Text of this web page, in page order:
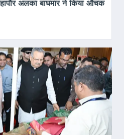
अलका बाघमार ने किया औचक